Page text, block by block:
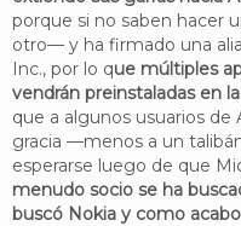
porque si no saben hacer
otro— y ha firmado una
Inc., por lo que múltiples
vendrán preinstaladas en
que a algunos usuarios de
gracia —menos a un
esperarse luego de que
menudo socio se ha
buscó Nokia y como